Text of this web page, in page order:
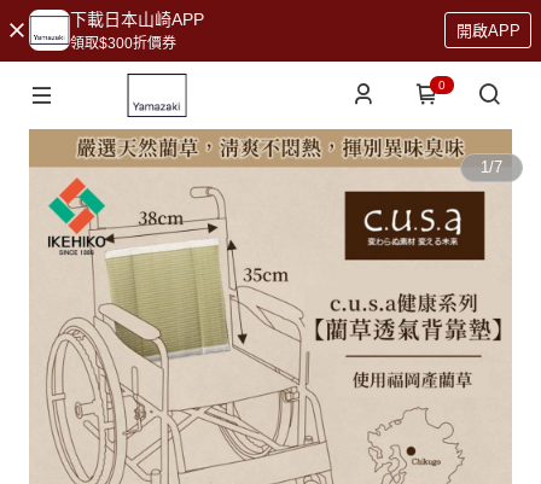
下載日本山崎APP
領取$300折價券
開啟APP
0
1/7